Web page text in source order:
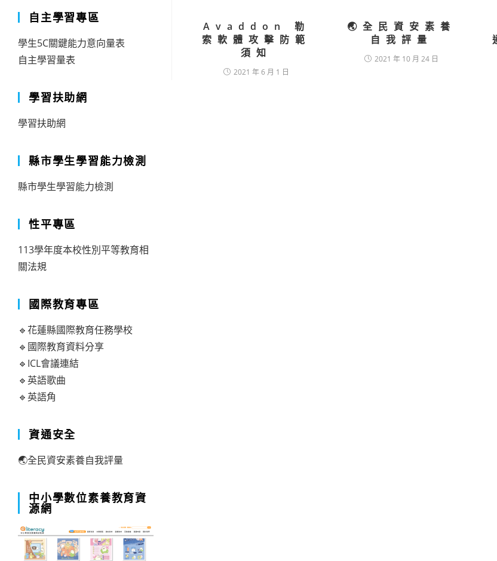
Avaddon 勒
索軟體攻擊防範
須知
2021 年 6 月 1 日
🌏全民資安素養
自我評量
2021 年 10 月 24 日
自主學習專區
學生5C關鍵能力意向量表
自主學習量表
學習扶助網
學習扶助網
縣市學生學習能力檢測
縣市學生學習能力檢測
性平專區
113學年度本校性別平等教育相
關法規
國際教育專區
🔹花蓮縣國際教育任務學校
🔹國際教育資料分享
🔹ICL會議連結
🔹英語歌曲
🔹英語角
資通安全
🌏全民資安素養自我評量
中小學數位素養教育資
源網